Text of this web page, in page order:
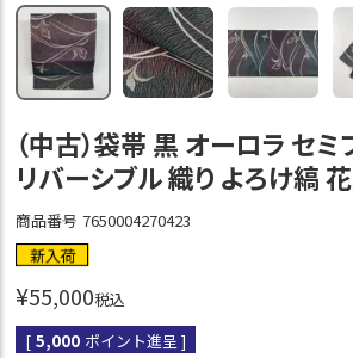
（中古）袋帯 黒 オーロラ セ
リバーシブル 織り よろけ縞
商品番号 7650004270423
新入荷
¥55,000税込
[ 5,000 ポイント進呈 ]